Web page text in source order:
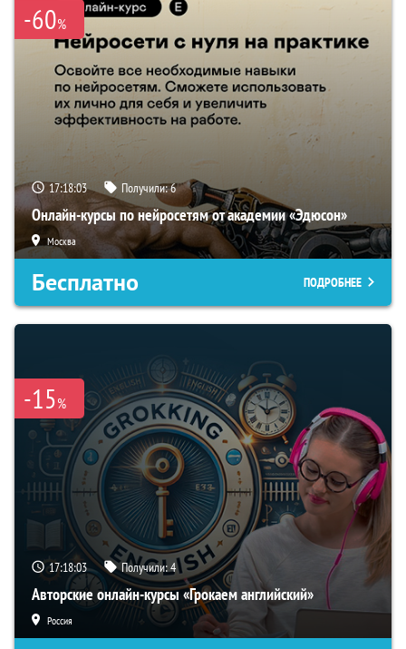
-60%
17:18:02 Получили:6
Онлайн-курсы по нейросетям от академии «Эдюсон»
Москва
Бесплатно ПОДРОБНЕЕ
-15%
17:18:02 Получили:4
Авторские онлайн-курсы «Грокаем английский»
Россия